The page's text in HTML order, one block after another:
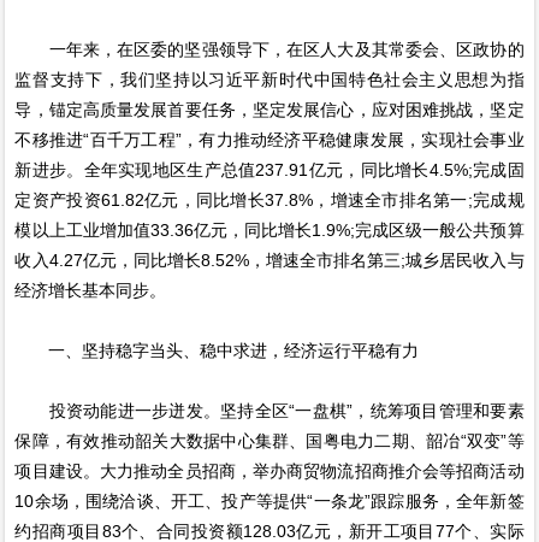
一年来，在区委的坚强领导下，在区人大及其常委会、区政协的
监督支持下，我们坚持以习近平新时代中国特色社会主义思想为指
导，锚定高质量发展首要任务，坚定发展信心，应对困难挑战，坚定
不移推进“百千万工程”，有力推动经济平稳健康发展，实现社会事业
新进步。全年实现地区生产总值237.91亿元，同比增长4.5%;完成固
定资产投资61.82亿元，同比增长37.8%，增速全市排名第一;完成规
模以上工业增加值33.36亿元，同比增长1.9%;完成区级一般公共预算
收入4.27亿元，同比增长8.52%，增速全市排名第三;城乡居民收入与
经济增长基本同步。
一、坚持稳字当头、稳中求进，经济运行平稳有力
投资动能进一步迸发。坚持全区“一盘棋”，统筹项目管理和要素
保障，有效推动韶关大数据中心集群、国粤电力二期、韶冶“双变”等
项目建设。大力推动全员招商，举办商贸物流招商推介会等招商活动
10余场，围绕洽谈、开工、投产等提供“一条龙”跟踪服务，全年新签
约招商项目83个、合同投资额128.03亿元，新开工项目77个、实际